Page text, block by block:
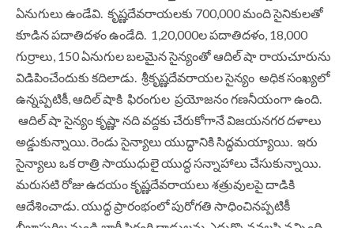
ఏనుగులు ఉండేవి. కృష్ణదేవరాయలకు 700,000 మంది సైనికులతో
కూడిన పదాతిదళం ఉండేది. 1,20,000ల పదాతిదళం, 18,000
గుర్రాలు, 150 ఏనుగుల బలమైన సైన్యంతో ఆదిల్ షా రాయచూరును
విడిపించేందుకు కదిలాడు. శ్రీకృష్ణదేవరాయల సైన్యం అధిక సంఖ్యలో
ఉన్నప్పటికీ, ఆదిల్ షాకి ఫిరంగుల ప్రయోజనం గణనీయంగా ఉంది.
ఆదిల్ షా సైన్యం కృష్ణా నది వద్దకు చేరుకోగానే విజయనగర దళాలు
అడ్డుకున్నాయి. రెండు సైన్యాలు యుద్ధానికి సిద్ధమయ్యాయి. ఇరు
సైన్యాలు ఒక రాత్రి సాయుధులై యుద్ధ సన్నాహాలు చేసుకున్నాయి.
మరుసటి రోజు ఉదయం కృష్ణదేవరాయలు శత్రువులపై దాడికి
ఆదేశించాడు. యుద్ధ ప్రారంభంలో పురోగతి సాధించినప్పటికీ